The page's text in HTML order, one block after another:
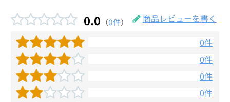
0.0 （0件）
商品レビューを書く
0件
0件
0件
0件